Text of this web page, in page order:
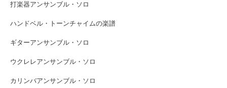
打楽器アンサンブル・ソロ
ハンドベル・トーンチャイムの楽譜
ギターアンサンブル・ソロ
ウクレレアンサンブル・ソロ
カリンバアンサンブル・ソロ